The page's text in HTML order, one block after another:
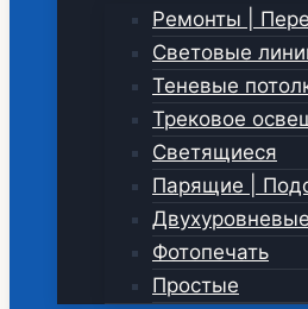
Ремонты |
Световые
Теневые
Трековое
Светящиеся
Парящие |
Двухуровневые
Фотопечать
Простые